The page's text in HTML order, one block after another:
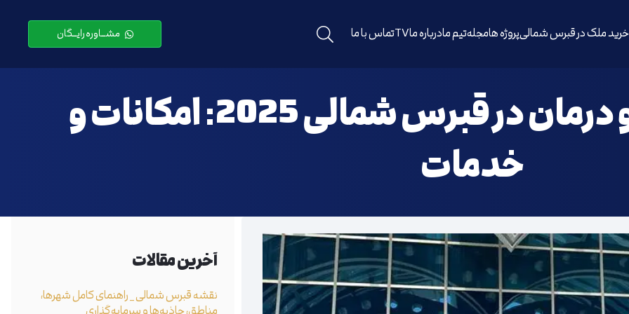
خرید ملک در قبرس شمالیپروژه هامجلهتیم مادرباره ماTVتماس با ما مشـــاوره رایـــگان
سیستم بهداشت و درمان در قبرس شمالی 2025: امکانات و
خدمات
آخرین مقالات
نقشه قبرس شمالی _ راهنمای کامل شهرها،